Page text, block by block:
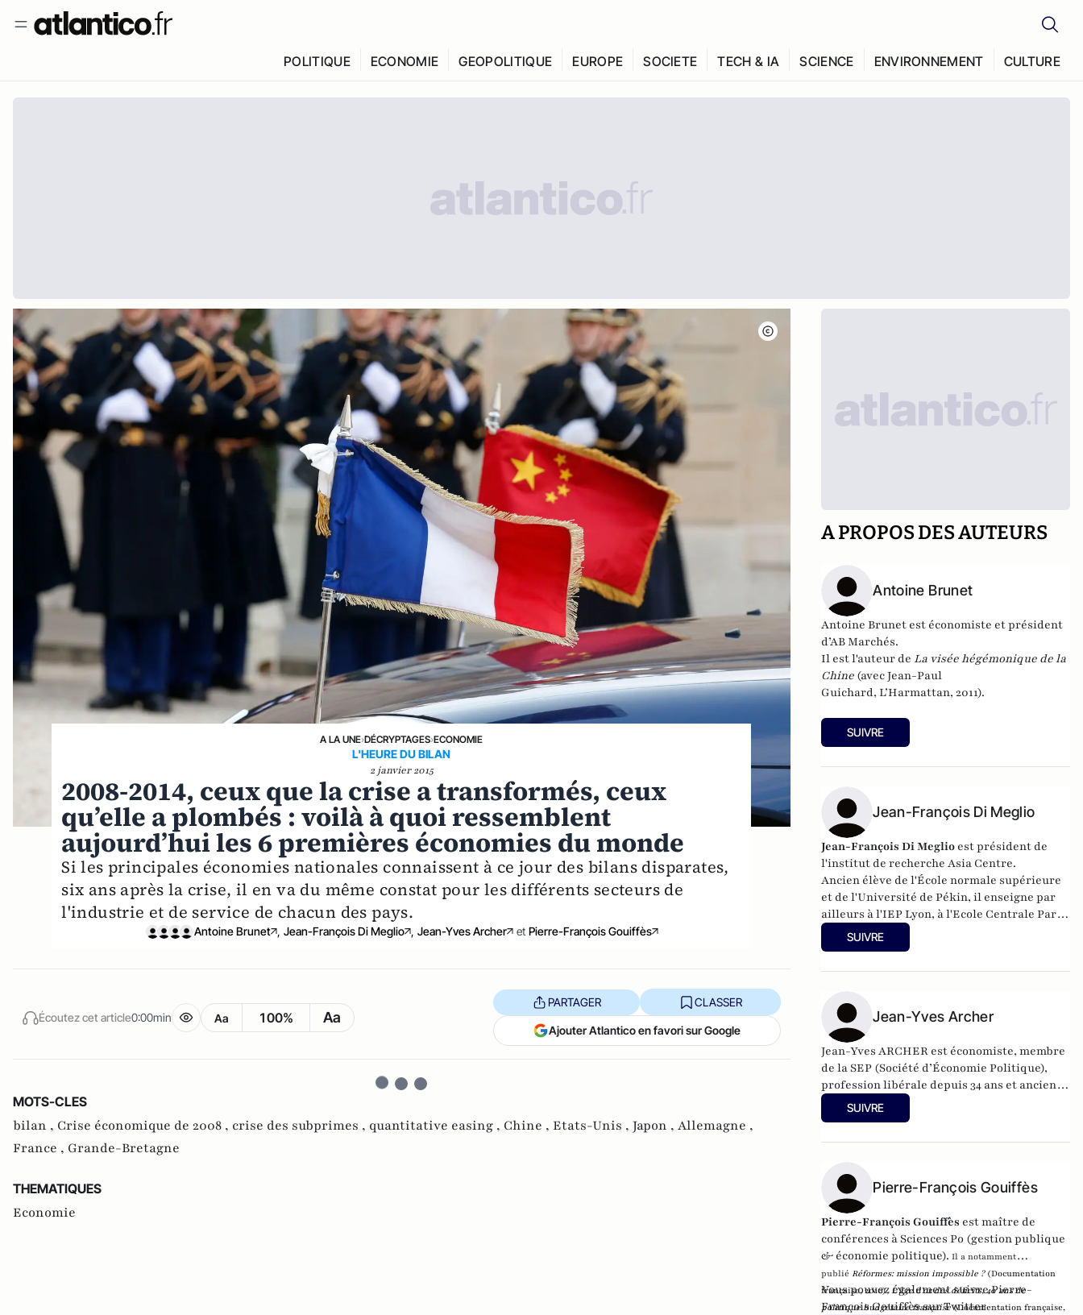
POLITIQUE ECONOMIE GEOPOLITIQUE EUROPE SOCIETE TECH & IA SCIENCE ENVIRONNEMENT CULTURE
A LA UNE›DÉCRYPTAGES›ECONOMIE
L'HEURE DU BILAN
2 janvier 2015
2008-2014, ceux que la crise a transformés, ceux
qu’elle a plombés : voilà à quoi ressemblent
aujourd’hui les 6 premières économies du monde
Si les principales économies nationales connaissent à ce jour des bilans disparates,
six ans après la crise, il en va du même constat pour les différents secteurs de
l'industrie et de service de chacun des pays.
Antoine Brunet , Jean-François Di Meglio , Jean-Yves Archer et Pierre-François Gouiffès
Écoutez cet article0:00min Aa 100% Aa
PARTAGER CLASSER
Ajouter Atlantico en favori sur Google
MOTS-CLES
bilan , Crise économique de 2008 , crise des subprimes , quantitative easing , Chine , Etats-Unis , Japon , Allemagne ,
France , Grande-Bretagne
THEMATIQUES
Economie
A PROPOS DES AUTEURS
Antoine Brunet
Antoine Brunet est économiste et président
d’AB Marchés.
Il est l'auteur de La visée hégémonique de la
Chine (avec Jean-Paul
Guichard, L’Harmattan, 2011).
SUIVRE
Jean-François Di Meglio
Jean-François Di Meglio estprésident de
l'institut de recherche Asia Centre.
Ancien élève de l'École normale supérieure
et de l'Université de Pékin, il enseigne par
ailleurs à l'IEP Lyon, à l'Ecole Centrale Paris,
à HEC ParisTech, à l'École des Mines Paris
Tech et à Lille I.
SUIVRE
Jean-Yves Archer
Jean-Yves ARCHER est économiste, membre
de la SEP (Société d’Économie Politique),
profession libérale depuis 34 ans et ancien
de l’ENA
SUIVRE
Pierre-François Gouiffès
Pierre-François Gouiffès est maître de
conférences à Sciences Po (gestion publique
& économie politique).Il a notamment
publiéRéformes: mission impossible ?(Documentation
française, 2010), L’âge d’or des déficits, 40 ans de
politique budgétaire française (Documentation française,
Vous pouvez également suivre Pierre-
François Gouiffès surTwitter